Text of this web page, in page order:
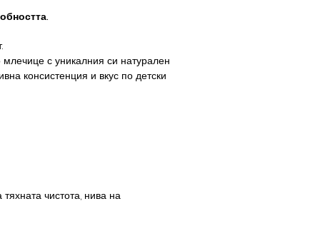
с уникалния си натурален
консистенция и вкус по детски
чистота, нива на